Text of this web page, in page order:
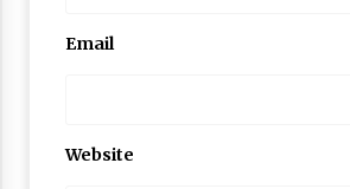
Email
Website